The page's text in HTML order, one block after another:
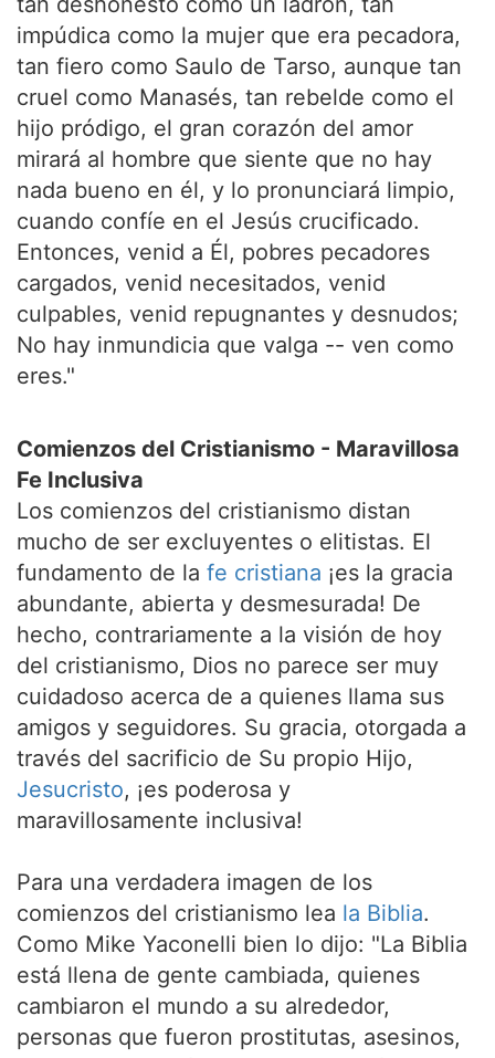
impúdica como la mujer que era pecadora,
tan fiero como Saulo de Tarso, aunque tan
cruel como Manasés, tan rebelde como el
hijo pródigo, el gran corazón del amor
mirará al hombre que siente que no hay
nada bueno en él, y lo pronunciará limpio,
cuando confíe en el Jesús crucificado.
Entonces, venid a Él, pobres pecadores
cargados, venid necesitados, venid
culpables, venid repugnantes y desnudos;
No hay inmundicia que valga -- ven como
eres."
Comienzos del Cristianismo - Maravillosa
Fe Inclusiva
Los comienzos del cristianismo distan
mucho de ser excluyentes o elitistas. El
fundamento de la fe cristiana ¡es la gracia
abundante, abierta y desmesurada! De
hecho, contrariamente a la visión de hoy
del cristianismo, Dios no parece ser muy
cuidadoso acerca de a quienes llama sus
amigos y seguidores. Su gracia, otorgada a
través del sacrificio de Su propio Hijo,
Jesucristo, ¡es poderosa y
maravillosamente inclusiva!
Para una verdadera imagen de los
comienzos del cristianismo lea la Biblia.
Como Mike Yaconelli bien lo dijo: "La Biblia
está llena de gente cambiada, quienes
cambiaron el mundo a su alrededor,
personas que fueron prostitutas, asesinos,